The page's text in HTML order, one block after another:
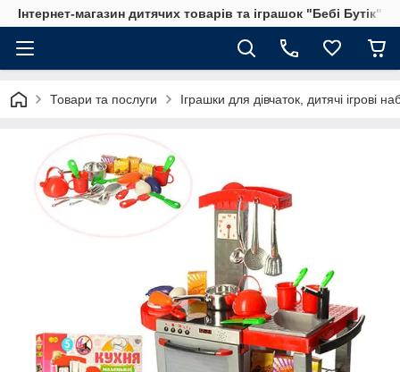
Інтернет-магазин дитячих товарів та іграшок "Бебі Бутік"
Товари та послуги Іграшки для дівчаток, дитячі ігрові